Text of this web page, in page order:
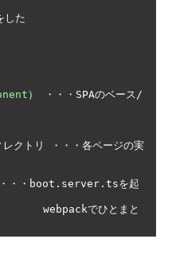
した
） ・・・ SPAのベース/
クトリ
・・・各ページの実
・・・ boot . server . tsを起
                                webpack
でひとまと